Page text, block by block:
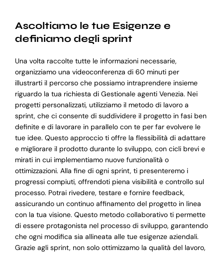
Ascoltiamo le tue Esigenze e
definiamo degli sprint
Una volta raccolte tutte le informazioni necessarie,
organizziamo una videoconferenza di 60 minuti per
illustrarti il percorso che possiamo intraprendere insieme
riguardo la tua richiesta di Gestionale agenti Venezia. Nei
progetti personalizzati, utilizziamo il metodo di lavoro a
sprint, che ci consente di suddividere il progetto in fasi ben
definite e di lavorare in parallelo con te per far evolvere le
tue idee. Questo approccio ti offre la flessibilità di adattare
e migliorare il prodotto durante lo sviluppo, con cicli brevi e
mirati in cui implementiamo nuove funzionalità o
ottimizzazioni. Alla fine di ogni sprint, ti presenteremo i
progressi compiuti, offrendoti piena visibilità e controllo sul
processo. Potrai rivedere, testare e fornire feedback,
assicurando un continuo affinamento del progetto in linea
con la tua visione. Questo metodo collaborativo ti permette
di essere protagonista nel processo di sviluppo, garantendo
che ogni modifica sia allineata alle tue esigenze aziendali.
Grazie agli sprint, non solo ottimizzamo la qualità del lavoro,